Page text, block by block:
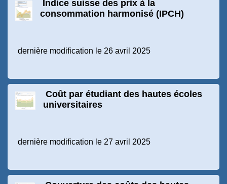
Indice suisse des prix à la
consommation harmonisé (IPCH)
dernière modification le 26 avril 2025
Coût par étudiant des hautes écoles
universitaires
dernière modification le 27 avril 2025